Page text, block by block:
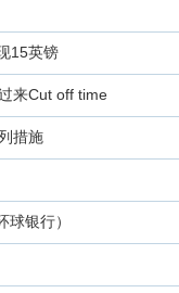
15英镑
来Cut off time
措施
银行）